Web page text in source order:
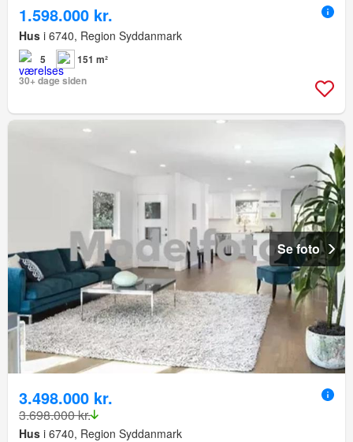
1.598.000 kr.
Hus i 6740, Region Syddanmark
5
151 m²
30+ dage siden
Se foto
3.498.000 kr.
3.698.000 kr.
Hus i 6740, Region Syddanmark